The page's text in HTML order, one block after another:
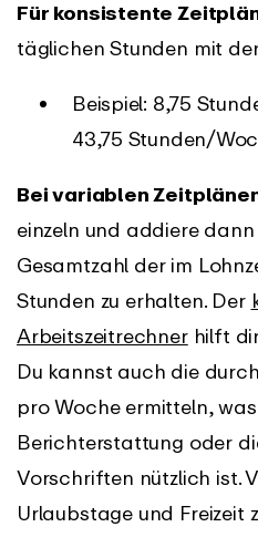
Für konsistente
täglichen Stunden mit
Beispiel: 8,75
43,75 Stunden/
Bei variablen
einzeln und addiere
Gesamtzahl der im
Stunden zu erhalten. Der
Arbeitszeitrechnerhilft dir
Du kannst auch die
pro Woche ermitteln,
Berichterstattung oder
Vorschriften nützlich ist.
Urlaubstage und Freizeit